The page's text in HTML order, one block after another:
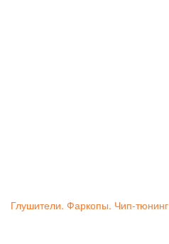
Глушители. Фаркопы. Чип-тюнинг